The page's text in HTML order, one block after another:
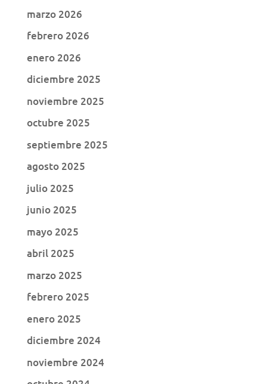
marzo 2026
febrero 2026
enero 2026
diciembre 2025
noviembre 2025
octubre 2025
septiembre 2025
agosto 2025
julio 2025
junio 2025
mayo 2025
abril 2025
marzo 2025
febrero 2025
enero 2025
diciembre 2024
noviembre 2024